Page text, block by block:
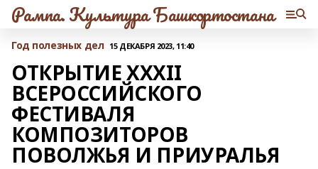
Рампа. Культура Башкортостана
Год полезных дел 15 ДЕКАБРЯ 2023, 11:40
ОТКРЫТИЕ XXXII
ВСЕРОССИЙСКОГО
ФЕСТИВАЛЯ
КОМПОЗИТОРОВ
ПОВОЛЖЬЯ И ПРИУРАЛЬЯ